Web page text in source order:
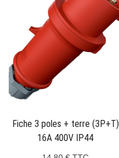
Fiche 3 poles + terre (3P+T)
16A 400V IP44